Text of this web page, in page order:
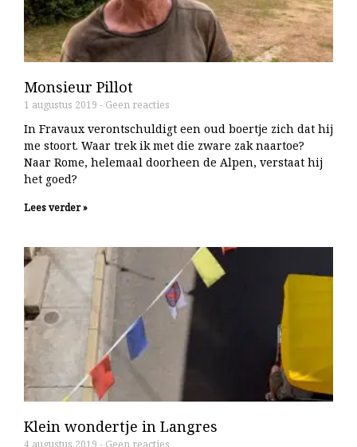
Monsieur Pillot
1 augustus 2019 Geen reacties
In Fravaux verontschuldigt een oud boertje zich dat hij
me stoort. Waar trek ik met die zware zak naartoe?
Naar Rome, helemaal doorheen de Alpen, verstaat hij
het goed?
Lees verder »
Klein wondertje in Langres